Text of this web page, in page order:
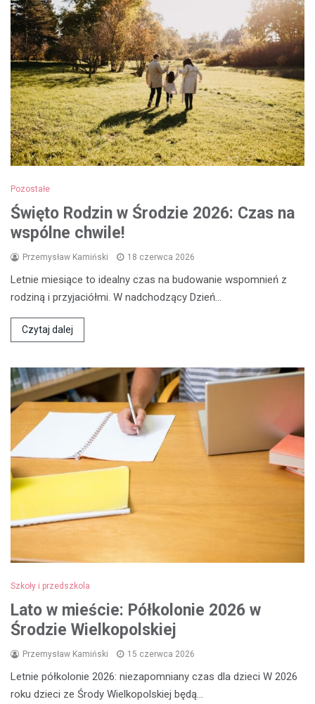
Pozostałe
Święto Rodzin w Środzie 2026: Czas na
wspólne chwile!
Przemysław Kamiński 18 czerwca 2026
Letnie miesiące to idealny czas na budowanie wspomnień z
rodziną i przyjaciółmi. W nadchodzący Dzień…
Czytaj dalej
Szkoły i przedszkola
Lato w mieście: Półkolonie 2026 w
Środzie Wielkopolskiej
Przemysław Kamiński 15 czerwca 2026
Letnie półkolonie 2026: niezapomniany czas dla dzieci W 2026
roku dzieci ze Środy Wielkopolskiej będą…